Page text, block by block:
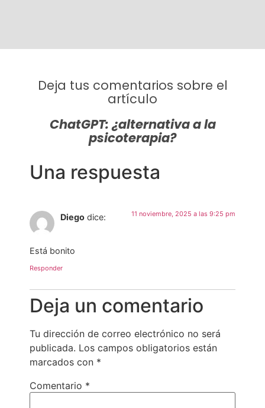
Deja tus comentarios sobre el
artículo
ChatGPT: ¿alternativa a la
psicoterapia?
Una respuesta
Diego dice: 11 noviembre, 2025 a las 9:25 pm
Está bonito
Responder
Deja un comentario
Tu dirección de correo electrónico no será
publicada. Los campos obligatorios están
marcados con *
Comentario *